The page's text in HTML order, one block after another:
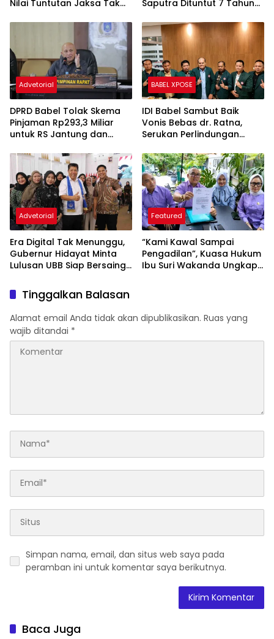
Nilai Tuntutan Jaksa Tak
Saputra Dituntut 7 Tahun
Pengganti Rp45 Miliar
Advetorial
DPRD Babel Tolak Skema
Pinjaman Rp293,3 Miliar
untuk RS Jantung dan
Kejar Royalti Timah
BABEL XPOSE
IDI Babel Sambut Baik
Vonis Bebas dr. Ratna,
Serukan Perlindungan
Tenaga Kesehatan
Advetorial
Era Digital Tak Menunggu,
Gubernur Hidayat Minta
Lulusan UBB Siap Bersaing
Featured
“Kami Kawal Sampai
Pengadilan”, Kuasa Hukum
Ibu Suri Wakanda Ungkap
Tinggalkan Balasan
Alamat email Anda tidak akan dipublikasikan. Ruas yang
wajib ditandai *
Simpan nama, email, dan situs web saya pada
peramban ini untuk komentar saya berikutnya.
Baca Juga